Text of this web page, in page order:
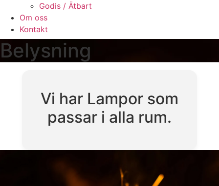
Godis / Ätbart
Om oss
Kontakt
Belysning
Vi har Lampor som
passar i alla rum.